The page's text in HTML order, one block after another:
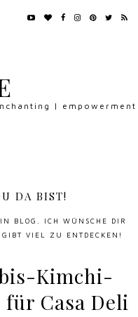
| empowerment
DA BIST!
BLOG. ICH WÜNSCHE DIR
VIEL ZU ENTDECKEN!
Kimchi-
Casa Deli